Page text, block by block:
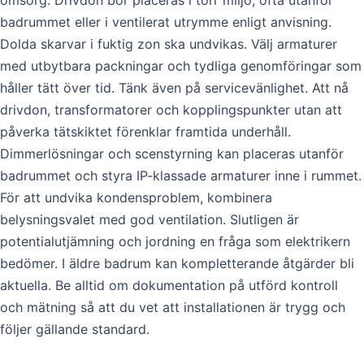
badrummet eller i ventilerat utrymme enligt anvisning.
Dolda skarvar i fuktig zon ska undvikas. Välj armaturer
med utbytbara packningar och tydliga genomföringar som
håller tätt över tid. Tänk även på servicevänlighet. Att nå
drivdon, transformatorer och kopplingspunkter utan att
påverka tätskiktet förenklar framtida underhåll.
Dimmerlösningar och scenstyrning kan placeras utanför
badrummet och styra IP-klassade armaturer inne i rummet.
För att undvika kondensproblem, kombinera
belysningsvalet med god ventilation. Slutligen är
potentialutjämning och jordning en fråga som elektrikern
bedömer. I äldre badrum kan kompletterande åtgärder bli
aktuella. Be alltid om dokumentation på utförd kontroll
och mätning så att du vet att installationen är trygg och
följer gällande standard.